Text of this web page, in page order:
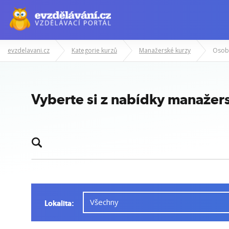
evzdelavani.cz Kategorie kurzů Manažerské kurzy
Vyberte si z nabídky
Lokalita: